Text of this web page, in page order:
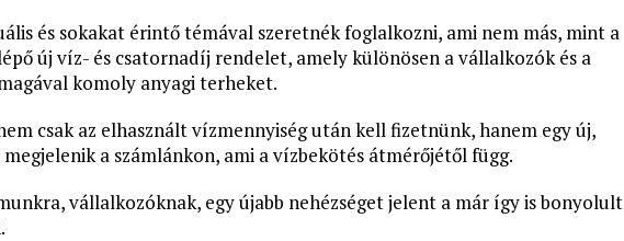
és sokakat érintő témával szeretnék foglalkozni, ami nem más, mint a
új víz- és csatornadíj rendelet, amely különösen a vállalkozók és a
komoly anyagi terheket.
csak az elhasznált vízmennyiség után kell fizetnünk, hanem egy új,
a számlánkon, ami a vízbekötés átmérőjétől függ.
vállalkozóknak, egy újabb nehézséget jelent a már így is bonyolult